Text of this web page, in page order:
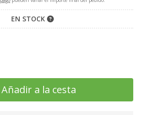
EN STOCK
Añadir a la cesta